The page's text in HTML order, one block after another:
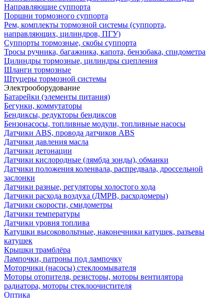
Направляющие суппорта
Поршни тормозного суппорта
Рем, комплекты тормозной системы (суппорта,
направляющих, цилиндров, ПГУ)
Суппорты тормозные, скобы суппорта
Тросы ручника, багажника, капота, бензобака, спидометра
Цилиндры тормозные, цилиндры сцепления
Шланги тормозные
Штуцеры тормозной системы
Электрооборудование
Батарейки (элементы питания)
Бегунки, коммутаторы
Бендиксы, редукторы бендиксов
Бензонасосы, топливные модули, топливные насосы
Датчики ABS, провода датчиков ABS
Датчики давления масла
Датчики детонации
Датчики кислородные (лямбда зонды), обманки
Датчики положения коленвала, распредвала, дроссельной
заслонки
Датчики разные, регуляторы холостого хода
Датчики расхода воздуха (ДМРВ, расходомеры)
Датчики скорости, смидометры
Датчики температуры
Датчики уровня топлива
Катушки высоковольтные, наконечники катушек, разъевы
катушек
Крышки трамблёра
Лампочки, патроны под лампочку
Моторчики (насосы) стеклоомывателя
Моторы отопителя, резисторы, моторы вентилятора
радиатора, моторы стеклоочистителя
Оптика